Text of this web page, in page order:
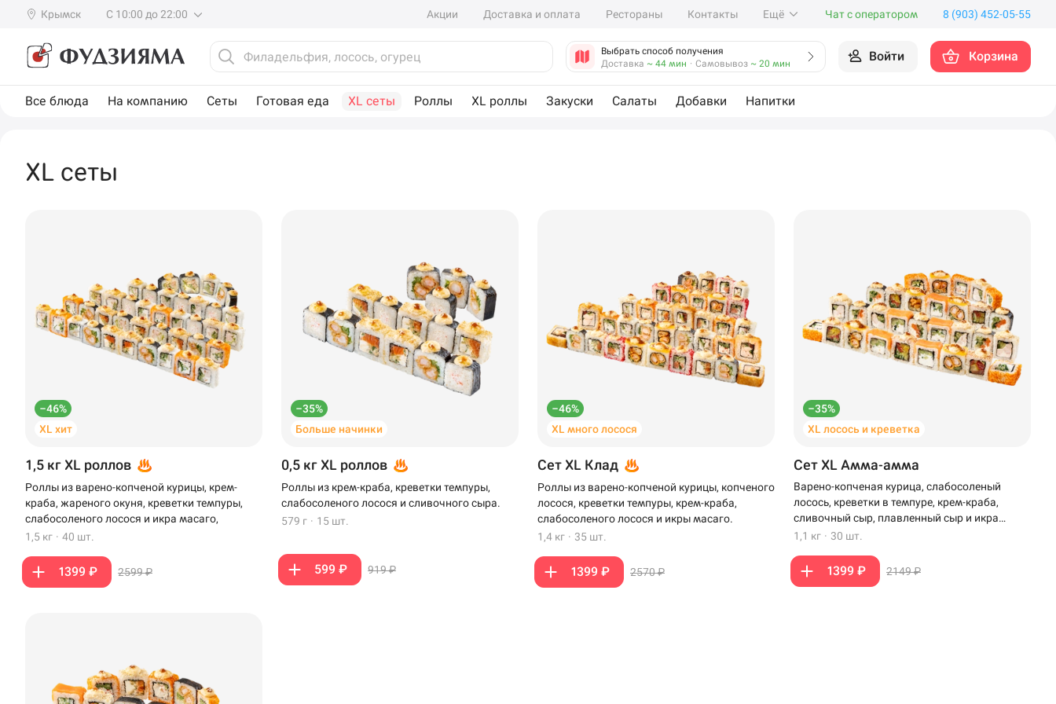
Крымск С 10:00 до 22:00 Акции Доставка и оплата Рестораны Контакты Ещё Чат с оператором 8 (903) 452-05-55
Выбрать способ получения
Доставка ~ 44 мин · Самовывоз ~ 20 мин Войти Корзина
Все блюда На компанию Сеты Готовая еда XL сеты Роллы XL роллы Закуски Салаты Добавки Напитки
XL сеты
–46%
XL хит
1,5 кг XL роллов
Роллы из варено-копченой курицы, крем-
краба, жареного окуня, креветки темпуры,
слабосоленого лосося и икра масаго,
1,5 кг · 40 шт.
1399 ₽ 2599 ₽
–35%
Больше начинки
0,5 кг XL роллов
Роллы из крем-краба, креветки темпуры,
слабосоленого лосося и сливочного сыра.
579 г · 15 шт.
599 ₽ 919 ₽
–46%
XL много лосося
Сет XL Клад
Роллы из варено-копченой курицы, копченого
лосося, креветки темпуры, крем-краба,
слабосоленого лосося и икры масаго.
1,4 кг · 35 шт.
1399 ₽ 2570 ₽
–35%
XL лосось и креветка
Сет XL Амма-амма
Варено-копченая курица, слабосоленый
лосось, креветки в темпуре, крем-краба,
сливочный сыр, плавленный сыр и икра
масаго.
1,1 кг · 30 шт.
1399 ₽ 2149 ₽
Крымск